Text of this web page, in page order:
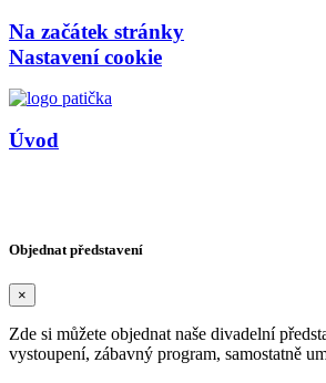
Na začátek stránky
Nastavení cookie
Úvod
Objednat představení
×
Zde si můžete objednat naše divadelní
vystoupení, zábavný program, samostatně